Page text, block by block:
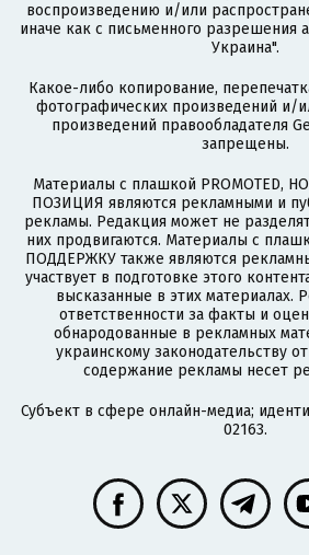
воспроизведению и/или
иначе как с письменного разрешения
Украина".
Какое-либо копирование,
фотографических произведений и/
произведений правообладателя
запрещены.
Материалы с плашкой PROMOTED,
ПОЗИЦИЯ являются рекламными и
рекламы. Редакция может не
них продвигаются. Материалы с
ПОДДЕРЖКУ также являются
участвует в подготовке этого
высказанные в этих материалах.
ответственности за факты и
обнародованные в рекламных
украинскому законодательству
содержание рекламы несет
Субъект в сфере онлайн-медиа;
02163.